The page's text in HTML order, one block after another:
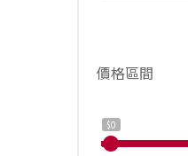
價格區間
$0